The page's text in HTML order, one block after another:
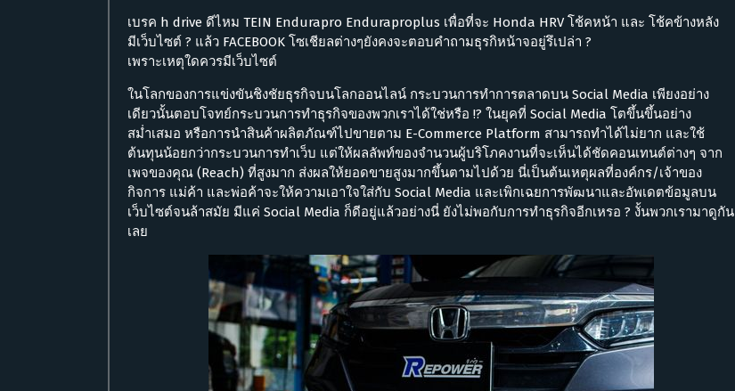
เบรค h drive ดีไหม TEIN Endurapro Enduraproplus เพื่อที่จะ Honda HRV โช้คหน้า และ โช้คข้างหลัง
มีเว็บไซต์ ? แล้ว FACEBOOK โซเชียลต่างๆยังคงจะตอบคำถามธุรกิหน้าจอยู่รึเปล่า ?
เพราะเหตุใดควรมีเว็บไซต์
ในโลกของการแข่งขันชิงชัยธุรกิจบนโลกออนไลน์ กระบวนการทำการตลาดบน Social Media เพียงอย่าง
เดียวนั้นตอบโจทย์กระบวนการทำธุรกิจของพวกเราได้ใช่หรือ !? ในยุคที่ Social Media โตขึ้นขึ้นอย่าง
สม่ำเสมอ หรือการนำสินค้าผลิตภัณฑ์ไปขายตาม E-Commerce Platform สามารถทำได้ไม่ยาก และใช้
ต้นทุนน้อยกว่ากระบวนการทำเว็บ แต่ให้ผลลัพท์ของจำนวนผู้บริโภคงานที่จะเห็นได้ชัดคอนเทนต์ต่างๆ จาก
เพจของคุณ (Reach) ที่สูงมาก ส่งผลให้ยอดขายสูงมากขึ้นตามไปด้วย นี่เป็นต้นเหตุผลที่องค์กร/เจ้าของ
กิจการ แม่ค้า และพ่อค้าจะให้ความเอาใจใส่กับ Social Media และเพิกเฉยการพัฒนาและอัพเดตข้อมูลบน
เว็บไซต์จนล้าสมัย มีแค่ Social Media ก็ดีอยู่แล้วอย่างนี่ ยังไม่พอกับการทำธุรกิจอีกเหรอ ? งั้นพวกเรามาดูกัน
เลย